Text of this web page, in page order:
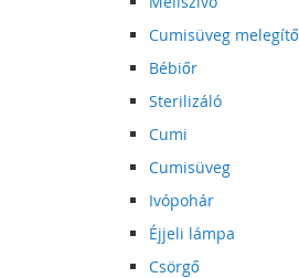
Cumisüveg melegítő
Bébiőr
Sterilizáló
Cumi
Cumisüveg
Ivópohár
Éjjeli lámpa
Csörgő